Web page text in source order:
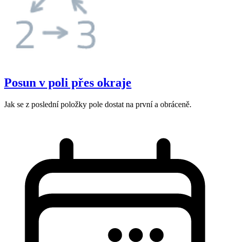
Posun v poli přes okraje
Jak se z poslední položky pole dostat na první a obráceně.